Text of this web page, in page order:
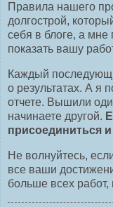
Правила нашего
долгострой,
себя в блоге, а мне
показать вашу
Каждый
о результатах. А я
отчете. Вышили
начинаете другой.
присоединиться
Не волнуйтесь,
все ваши
больше всех работ,